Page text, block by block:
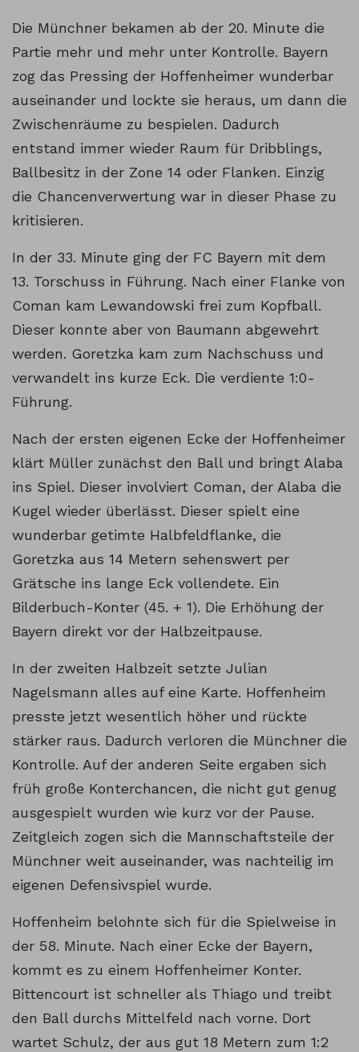
Die Münchner bekamen ab der 20. Minute die
Partie mehr und mehr unter Kontrolle. Bayern
zog das Pressing der Hoffenheimer wunderbar
auseinander und lockte sie heraus, um dann die
Zwischenräume zu bespielen. Dadurch
entstand immer wieder Raum für Dribblings,
Ballbesitz in der Zone 14 oder Flanken. Einzig
die Chancenverwertung war in dieser Phase zu
kritisieren.
In der 33. Minute ging der FC Bayern mit dem
13. Torschuss in Führung. Nach einer Flanke von
Coman kam Lewandowski frei zum Kopfball.
Dieser konnte aber von Baumann abgewehrt
werden. Goretzka kam zum Nachschuss und
verwandelt ins kurze Eck. Die verdiente 1:0-
Führung.
Nach der ersten eigenen Ecke der Hoffenheimer
klärt Müller zunächst den Ball und bringt Alaba
ins Spiel. Dieser involviert Coman, der Alaba die
Kugel wieder überlässt. Dieser spielt eine
wunderbar getimte Halbfeldflanke, die
Goretzka aus 14 Metern sehenswert per
Grätsche ins lange Eck vollendete. Ein
Bilderbuch-Konter (45. + 1). Die Erhöhung der
Bayern direkt vor der Halbzeitpause.
In der zweiten Halbzeit setzte Julian
Nagelsmann alles auf eine Karte. Hoffenheim
presste jetzt wesentlich höher und rückte
stärker raus. Dadurch verloren die Münchner die
Kontrolle. Auf der anderen Seite ergaben sich
früh große Konterchancen, die nicht gut genug
ausgespielt wurden wie kurz vor der Pause.
Zeitgleich zogen sich die Mannschaftsteile der
Münchner weit auseinander, was nachteilig im
eigenen Defensivspiel wurde.
Hoffenheim belohnte sich für die Spielweise in
der 58. Minute. Nach einer Ecke der Bayern,
kommt es zu einem Hoffenheimer Konter.
Bittencourt ist schneller als Thiago und treibt
den Ball durchs Mittelfeld nach vorne. Dort
wartet Schulz, der aus gut 18 Metern zum 1:2